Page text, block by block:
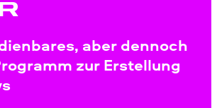
aber dennoch
zur Erstellung